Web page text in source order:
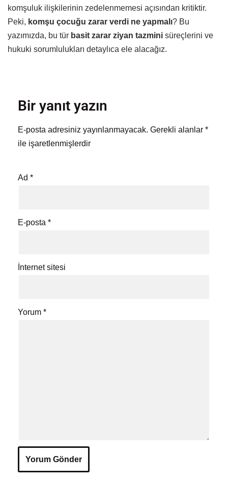
komşuluk ilişkilerinin zedelenmemesi açısından kritiktir.
Peki, komşu çocuğu zarar verdi ne yapmalı? Bu
yazımızda, bu tür basit zarar ziyan tazmini süreçlerini ve
hukuki sorumlulukları detaylıca ele alacağız.
Bir yanıt yazın
E-posta adresiniz yayınlanmayacak. Gerekli alanlar *
ile işaretlenmişlerdir
Ad *
E-posta *
İnternet sitesi
Yorum *